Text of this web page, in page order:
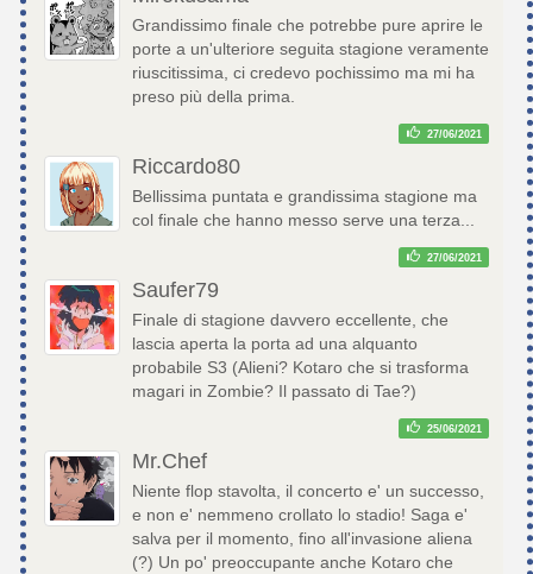
Grandissimo finale che potrebbe pure aprire le
porte a un'ulteriore seguita stagione veramente
riuscitissima, ci credevo pochissimo ma mi ha
preso più della prima.
27/06/2021
Riccardo80
Bellissima puntata e grandissima stagione ma
col finale che hanno messo serve una terza...
27/06/2021
Saufer79
Finale di stagione davvero eccellente, che
lascia aperta la porta ad una alquanto
probabile S3 (Alieni? Kotaro che si trasforma
magari in Zombie? Il passato di Tae?)
25/06/2021
Mr.Chef
Niente flop stavolta, il concerto e' un successo,
e non e' nemmeno crollato lo stadio! Saga e'
salva per il momento, fino all'invasione aliena
(?) Un po' preoccupante anche Kotaro che